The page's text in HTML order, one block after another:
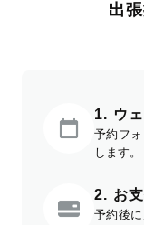
出
1. ウ
予約フ
します。
2. お
予約後